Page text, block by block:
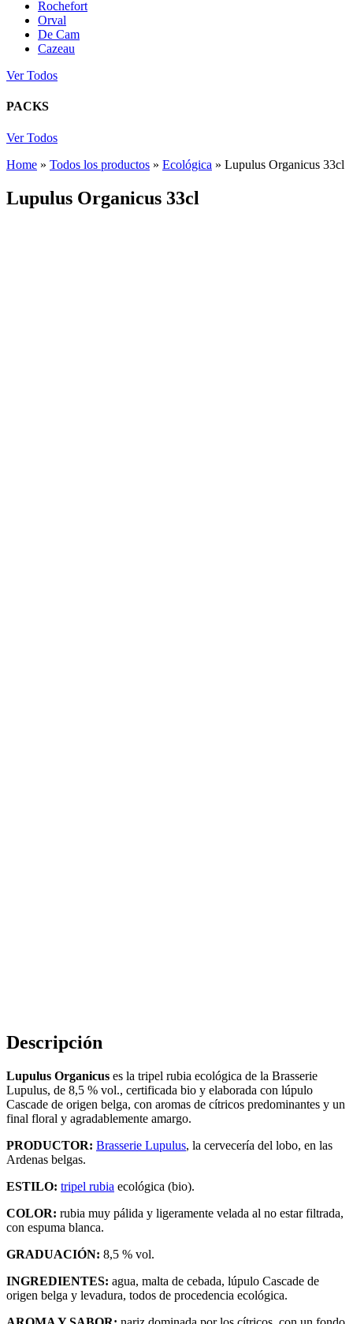
Rochefort
Orval
De Cam
Cazeau
Ver Todos
PACKS
Ver Todos
Home » Todos los productos » Ecológica » Lupulus Organicus 33cl
Lupulus Organicus 33cl
Descripción
Lupulus Organicus es la tripel rubia ecológica de la Brasserie
Lupulus, de 8,5 % vol., certificada bio y elaborada con lúpulo
Cascade de origen belga, con aromas de cítricos predominantes y un
final floral y agradablemente amargo.
PRODUCTOR: Brasserie Lupulus, la cervecería del lobo, en las
Ardenas belgas.
ESTILO: tripel rubia ecológica (bio).
COLOR: rubia muy pálida y ligeramente velada al no estar filtrada,
con espuma blanca.
GRADUACIÓN: 8,5 % vol.
INGREDIENTES: agua, malta de cebada, lúpulo Cascade de
origen belga y levadura, todos de procedencia ecológica.